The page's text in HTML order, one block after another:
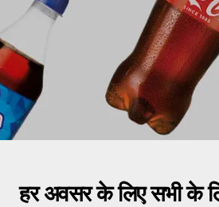
हर अवसर के लिए सभी के